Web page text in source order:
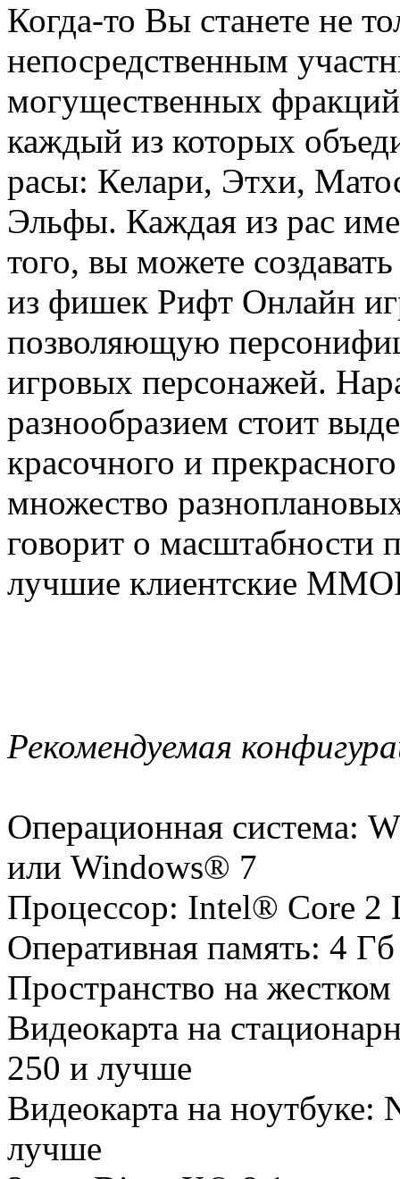
Когда-то Вы станете не
непосредственным
могущественных
каждый из которых
расы: Келари, Этхи,
Эльфы. Каждая из рас
того, вы можете
из фишек Рифт Онлайн
позволяющую
игровых персонажей.
разнообразием стоит
красочного и
множество
говорит о масштабности
лучшие клиентские
Рекомендуемая
Операционная система:
или Windows® 7
Процессор: Intel® Core
Оперативная память: 4 Гб
Пространство на
Видеокарта на
250 и лучше
Видеокарта на
лучше